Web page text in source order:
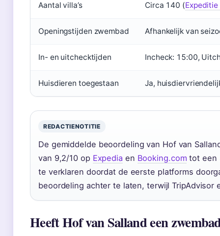
Aantal villa’s Circa 140 (
Openingstijden zwembad Afhankelijk van
In- en uitchecktijden Incheck: 15:00,
Huisdieren toegestaan Ja,
REDACTIENOTITIE
De gemiddelde beoordeling van Hof van
van 9,2/10 op Expedia en Booking.com tot een
te verklaren doordat de eerste platforms
beoordeling achter te laten, terwijl TripAdvisor
Heeft Hof van Salland een